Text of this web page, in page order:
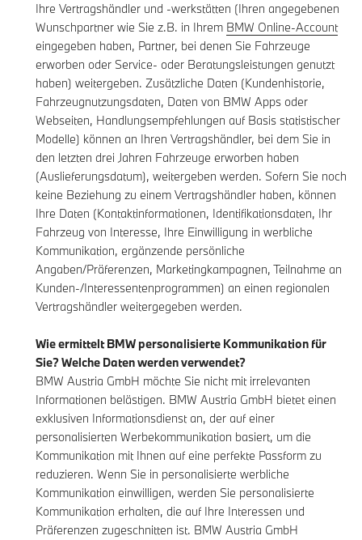
Ihre Vertragshändler und -werkstätten (Ihren angegebenen
Wunschpartner wie Sie z.B. in Ihrem BMW Online-Account
eingegeben haben, Partner, bei denen Sie Fahrzeuge
erworben oder Service- oder Beratungsleistungen genutzt
haben) weitergeben. Zusätzliche Daten (Kundenhistorie,
Fahrzeugnutzungsdaten, Daten von BMW Apps oder
Webseiten, Handlungsempfehlungen auf Basis statistischer
Modelle) können an Ihren Vertragshändler, bei dem Sie in
den letzten drei Jahren Fahrzeuge erworben haben
(Auslieferungsdatum), weitergeben werden. Sofern Sie noch
keine Beziehung zu einem Vertragshändler haben, können
Ihre Daten (Kontaktinformationen, Identifikationsdaten, Ihr
Fahrzeug von Interesse, Ihre Einwilligung in werbliche
Kommunikation, ergänzende persönliche
Angaben/Präferenzen, Marketingkampagnen, Teilnahme an
Kunden-/Interessentenprogrammen) an einen regionalen
Vertragshändler weitergegeben werden.
Wie ermittelt BMW personalisierte Kommunikation für
Sie? Welche Daten werden verwendet?
BMW Austria GmbH möchte Sie nicht mit irrelevanten
Informationen belästigen. BMW Austria GmbH bietet einen
exklusiven Informationsdienst an, der auf einer
personalisierten Werbekommunikation basiert, um die
Kommunikation mit Ihnen auf eine perfekte Passform zu
reduzieren. Wenn Sie in personalisierte werbliche
Kommunikation einwilligen, werden Sie personalisierte
Kommunikation erhalten, die auf Ihre Interessen und
Präferenzen zugeschnitten ist. BMW Austria GmbH